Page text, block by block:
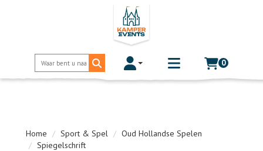
Toggle account dropdown
Toggle
mobile
0
Home Sport & Spel
Oud Hollandse Spelen
Spiegelschrift